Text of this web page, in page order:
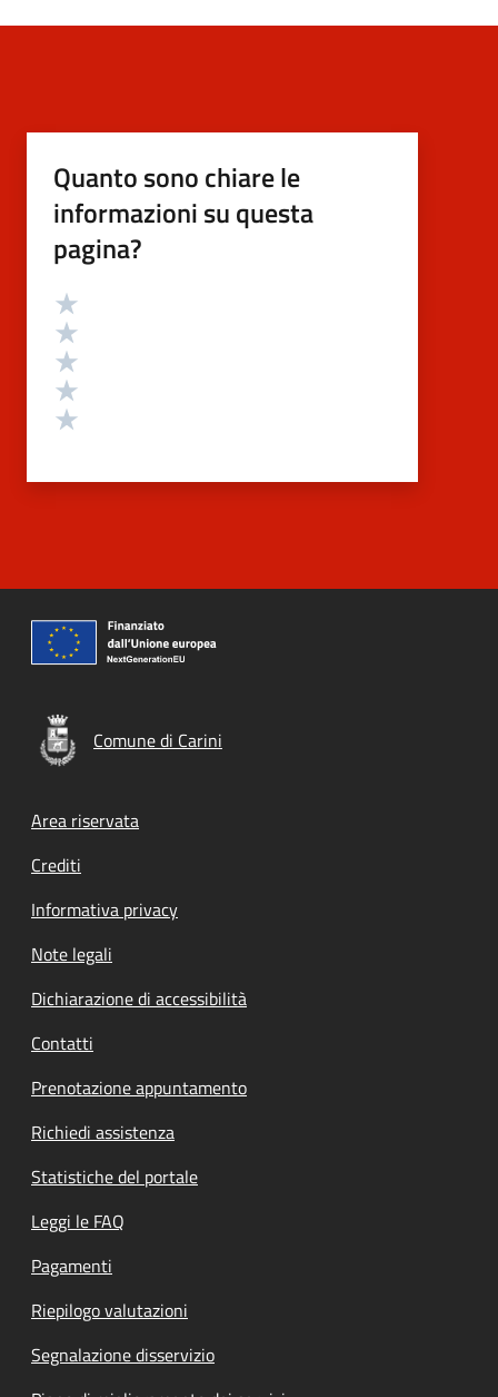
Quanto sono chiare le
informazioni su questa
pagina?
Valutazione
Comune di Carini
Footer menu
Area riservata
Crediti
Informativa privacy
Note legali
Dichiarazione di accessibilità
Contatti
Prenotazione appuntamento
Richiedi assistenza
Statistiche del portale
Leggi le FAQ
Pagamenti
Riepilogo valutazioni
Segnalazione disservizio